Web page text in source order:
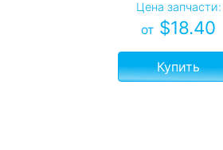
Цена запчасти:
от $18.40
Купить